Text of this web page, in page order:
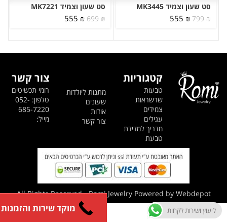
סט שעון וצמיד MK3445
799₪
המחיר
555 ₪
סט שעון וצמיד MK7221
699₪
המחיר
555 ₪
צור קשר
רומי תכשיטים
טלפון: 052-
685-7220
מייל:
מתנות ליולדות
שעונים
אודות
צור קשר
קטגוריות
טבעות
שרשראות
צמידים
עגילים
מדריך למדידת
טבעת
All Rights Reserved - Romi Jewelry Powered by Webdepot
ליעוץ ושירות לקחות מוקד שירות והזמנות